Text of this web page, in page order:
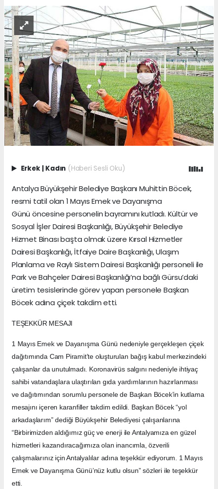
Erkek | Kadın (Haberi Sesli Oku)
Antalya Büyükşehir Belediye Başkanı Muhittin Böcek,
resmi tatil olan 1 Mayıs Emek ve Dayanışma
Günüöncesine personelin bayramını kutladı. Kültür ve
Sosyal İşler Dairesi Başkanlığı, Büyükşehir Belediye
Hizmet Binası başta olmak üzere Kırsal Hizmetler
Dairesi Başkanlığı, İtfaiye Daire Başkanlığı, Ulaşım
Planlama ve Raylı Sistem Dairesi Başkanlığı personeli ile
Park ve Bahçeler Dairesi Başkanlığı’na bağlı Gürsu’daki
üretim tesislerinde görev yapan personele Başkan
Böcek adına çiçek takdim etti.
TEŞEKKÜR MESAJI
1 Mayıs Emek ve Dayanışma Günü nedeniyle gerçekleşen çiçek
dağıtımında Cam Piramit’te oluşturulan bağış kabul merkezindeki
çalışanlar da unutulmadı. Koronavirüs salgını nedeniyle ihtiyaç
sahibi vatandaşlara ulaştırılan gıda yardımlarının hazırlanması
ve dağıtımından sorumlu personele de Başkan Böcek’in kutlama
mesajını içeren karanfiller takdim edildi. Başkan Böcek “yol
arkadaşlarım” dediği Büyükşehir Belediyesi çalışanlarına
“Birbirimizden aldığımız güç ve enerji ile Antalyamıza en güzel
hizmetleri kazandıracağımıza olan inancımla, özverili
çalışmalarınız için Antalyalılar adına teşekkür ediyorum. 1 Mayıs
Emek ve Dayanışma Günü’nüz kutlu olsun” sözleri ile teşekkür
etti.